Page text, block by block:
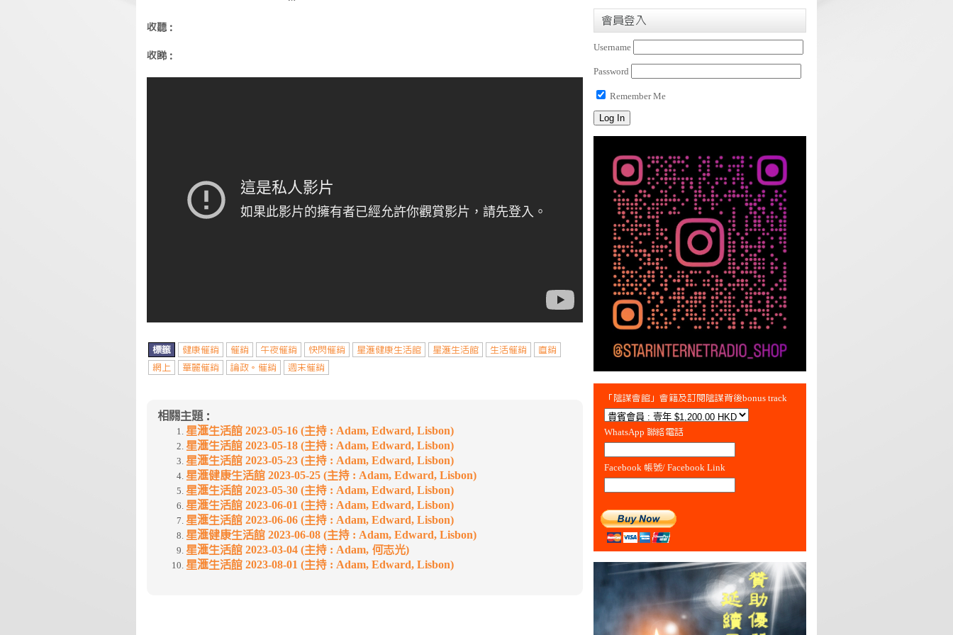
收聽：
收睇：
標籤 健康催銷 催銷 午夜催銷 快閃催銷 星滙健康生活館 星滙生活館 生活催銷
直銷
網上
華麗催銷 論政。催銷 週末催銷
相關主題：
星滙生活館 2023-05-16 (主持 : Adam, Edward, Lisbon)
星滙生活館 2023-05-18 (主持 : Adam, Edward, Lisbon)
星滙生活館 2023-05-23 (主持 : Adam, Edward, Lisbon)
星滙健康生活館 2023-05-25 (主持 : Adam, Edward, Lisbon)
星滙生活館 2023-05-30 (主持 : Adam, Edward, Lisbon)
星滙生活館 2023-06-01 (主持 : Adam, Edward, Lisbon)
星滙生活館 2023-06-06 (主持 : Adam, Edward, Lisbon)
星滙健康生活館 2023-06-08 (主持 : Adam, Edward, Lisbon)
星滙生活館 2023-03-04 (主持 : Adam, 何志光)
星滙生活館 2023-08-01 (主持 : Adam, Edward, Lisbon)
會員登入
Username
Password
Remember Me
「陰謀會館」會籍及訂閱陰謀背後bonus track
WhatsApp 聯絡電話
Facebook 帳號/ Facebook Link